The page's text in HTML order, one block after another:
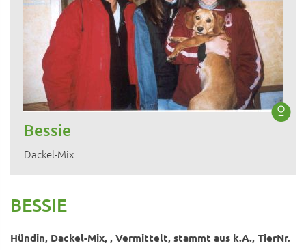
Bessie
Dackel-Mix
BESSIE
Hündin, Dackel-Mix, , Vermittelt, stammt aus k.A., TierNr.